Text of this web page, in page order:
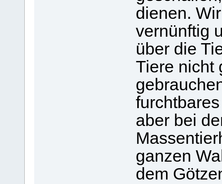
dienen.
vernünftig
über die
Tiere nicht
aber bei
ganzen
dem